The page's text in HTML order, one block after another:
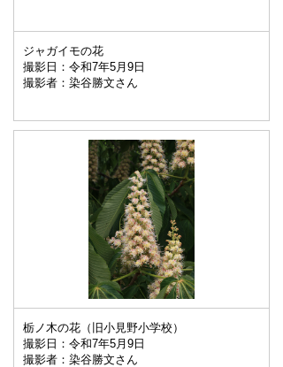
ジャガイモの花
撮影日：令和7年5月9日
撮影者：染谷勝文さん
栃ノ木の花（旧小見野小学校）
撮影日：令和7年5月9日
撮影者：染谷勝文さん